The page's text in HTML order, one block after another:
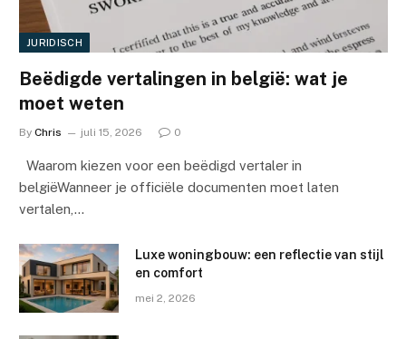
JURIDISCH
Beëdigde vertalingen in belgië: wat je
moet weten
By Chris juli 15, 2026 0
Waarom kiezen voor een beëdigd vertaler in
belgiëWanneer je officiële documenten moet laten
vertalen,…
Luxe woningbouw: een reflectie van stijl
en comfort
mei 2, 2026